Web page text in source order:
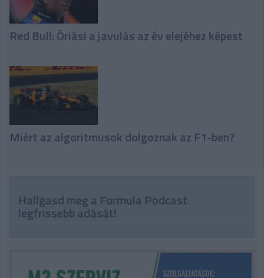
Red Bull: Óriási a javulás az év elejéhez képest
Miért az algoritmusok dolgoznak az F1-ben?
Hallgasd meg a Formula Podcast
legfrissebb adását!